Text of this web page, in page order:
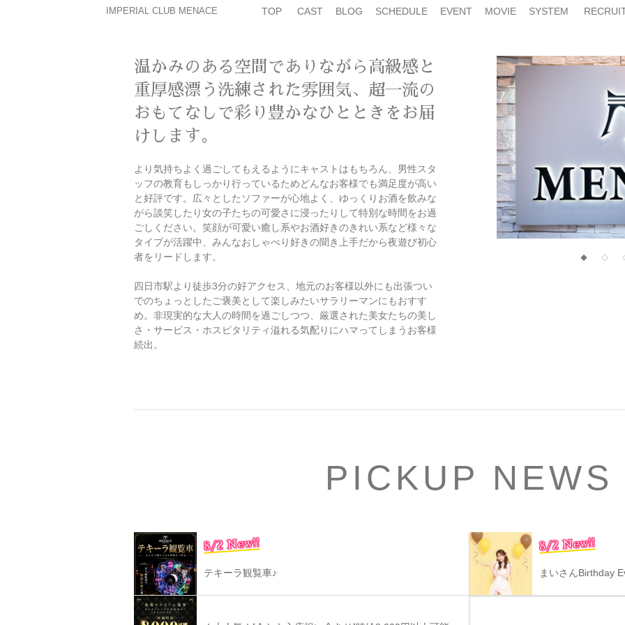
IMPERIAL CLUB MENACE TOP CAST BLOG SCHEDULE EVENT MOVIE SYSTEM
◆ ◇
温かみのある空間でありながら高級感と
重厚感漂う洗練された雰囲気、超一流の
おもてなしで彩り豊かなひとときをお届
けします。
より気持ちよく過ごしてもえるようにキャストはもちろん、男性スタ
ッフの教育もしっかり行っているためどんなお客様でも満足度が高い
と好評です。広々としたソファーが心地よく、ゆっくりお酒を飲みな
がら談笑したり女の子たちの可愛さに浸ったりして特別な時間をお過
ごしください。笑顔が可愛い癒し系やお酒好きのきれい系など様々な
タイプが活躍中、みんなおしゃべり好きの聞き上手だから夜遊び初心
者をリードします。
四日市駅より徒歩3分の好アクセス、地元のお客様以外にも出張つい
でのちょっとしたご褒美として楽しみたいサラリーマンにもおすす
め。非現実的な大人の時間を過ごしつつ、厳選された美女たちの美し
さ・サービス・ホスピタリティ溢れる気配りにハマってしまうお客様
続出。
PICKUP NEWS
8/2 New!!
テキーラ観覧車♪
8/2 New!!
まいさんBirthday